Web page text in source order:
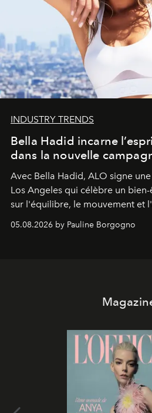
INDUSTRY TRENDS
Bella Hadid incarne
dans la nouvelle
Avec Bella Hadid, ALO signe
Los Angeles qui célèbre un
sur l'équilibre, le mouvement et
05.08.2026 by Pauline Borgogno